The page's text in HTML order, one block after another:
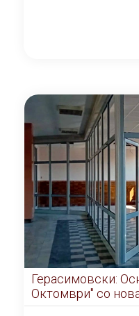
Герасимовски:
Октомври" со нова
од септември